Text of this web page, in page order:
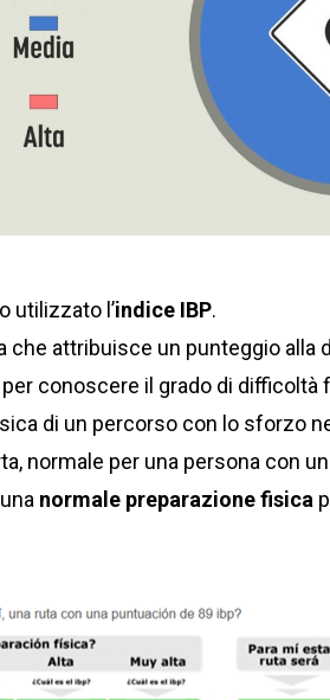
utilizzato l’indice IBP.
che attribuisce un punteggio
conoscere il grado di
di un percorso con lo sforzo
normale per una persona con
normale preparazione fisica